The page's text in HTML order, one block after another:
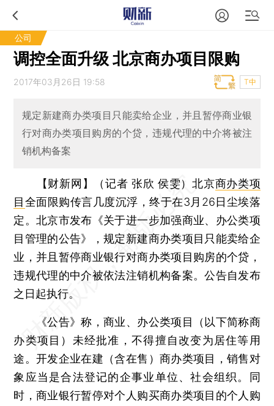
公司
调控全面升级 北京商办项目限购
2017年03月26日 19:58 T中
规定新建商办类项目只能卖给企业，并且暂停商业银
行对商办类项目购房的个贷，违规代理的中介将被注
销机构备案
【财新网】（记者 张欣 侯雯）北京商办类项
目全面限购传言几度沉浮，终于在3月26日尘埃落
定。北京市发布《关于进一步加强商业、办公类项
目管理的公告》，规定新建商办类项目只能卖给企
业，并且暂停商业银行对商办类项目购房的个贷，
违规代理的中介被依法注销机构备案。公告自发布
之日起执行。
《公告》称，商业、办公类项目（以下简称商
办类项目）未经批准，不得擅自改变为居住等用
途。开发企业在建（含在售）商办类项目，销售对
象应当是合法登记的企事业单位、社会组织。同
时，商业银行暂停对个人购买商办类项目的个人购